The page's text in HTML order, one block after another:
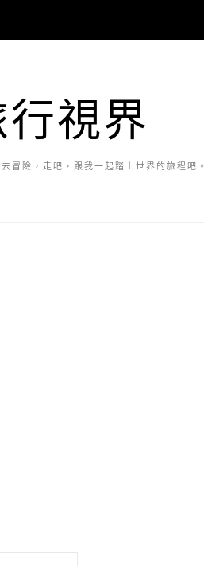
視界
冒險，走吧，跟我一起踏上世界的旅程吧。